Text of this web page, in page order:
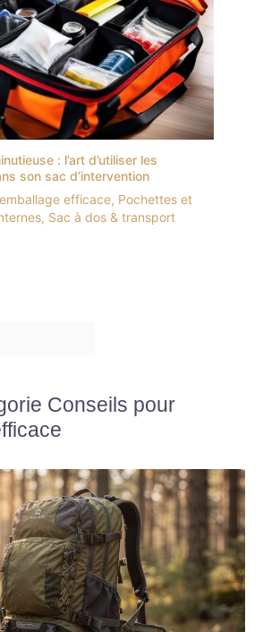
: l’art d’utiliser les
son sac d’intervention
efficace, Pochettes et
, Sac à dos & transport
Conseils pour